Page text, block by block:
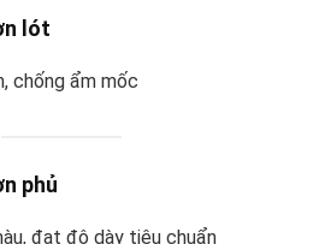
lót
chống ẩm mốc
phủ
đạt độ dày tiêu chuẩn